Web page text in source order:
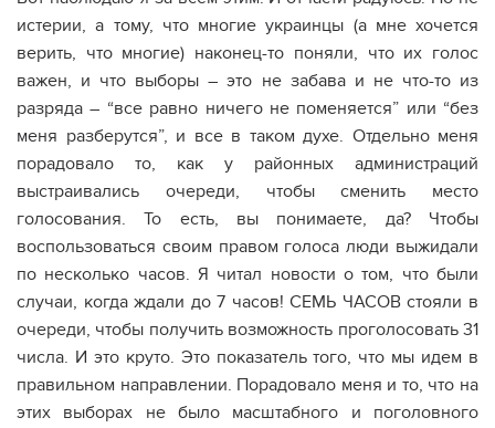
истерии, а тому, что многие украинцы (а мне хочется
верить, что многие) наконец-то поняли, что их голос
важен, и что выборы – это не забава и не что-то из
разряда – “все равно ничего не поменяется” или “без
меня разберутся”, и все в таком духе. Отдельно меня
порадовало то, как у районных администраций
выстраивались очереди, чтобы сменить место
голосования. То есть, вы понимаете, да? Чтобы
воспользоваться своим правом голоса люди выжидали
по несколько часов. Я читал новости о том, что были
случаи, когда ждали до 7 часов! СЕМЬ ЧАСОВ стояли в
очереди, чтобы получить возможность проголосовать 31
числа. И это круто. Это показатель того, что мы идем в
правильном направлении. Порадовало меня и то, что на
этих выборах не было масштабного и поголовного